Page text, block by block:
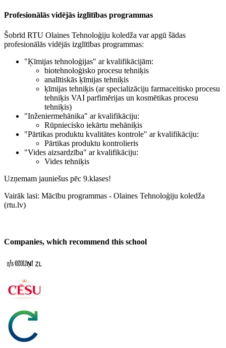
Profesionālās vidējās izglītības programmas
Šobrīd RTU Olaines Tehnoloģiju koledža var apgū šādas
profesionālās vidējās izglītības programmas:
"Ķīmijas tehnoloģijas" ar kvalifikācijām:
biotehnoloģisko procesu tehniķis
analītiskās ķīmijas tehniķis
ķīmijas tehniķis (ar specializāciju farmaceitisko procesu
tehniķis VAI parfimērijas un kosmētikas procesu
tehniķis)
"Inženiermehānika" ar kvalifikāciju:
Rūpniecisko iekārtu mehāniķis
"Pārtikas produktu kvalitātes kontrole" ar kvalifikāciju:
Pārtikas produktu kontrolieris
"Vides aizsardzība" ar kvalifikāciju:
Vides tehniķis
Uzņemam jauniešus pēc 9.klases!
Vairāk lasi: Mācību programmas - Olaines Tehnoloģiju koledža
(rtu.lv)
Companies, which recommend this school